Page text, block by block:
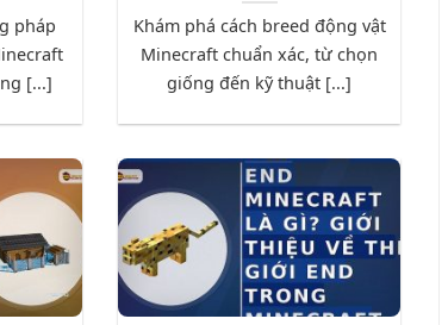
pháp
[...]
Khám phá cách breed động vật
Minecraft chuẩn xác, từ chọn
giống đến kỹ thuật [...]